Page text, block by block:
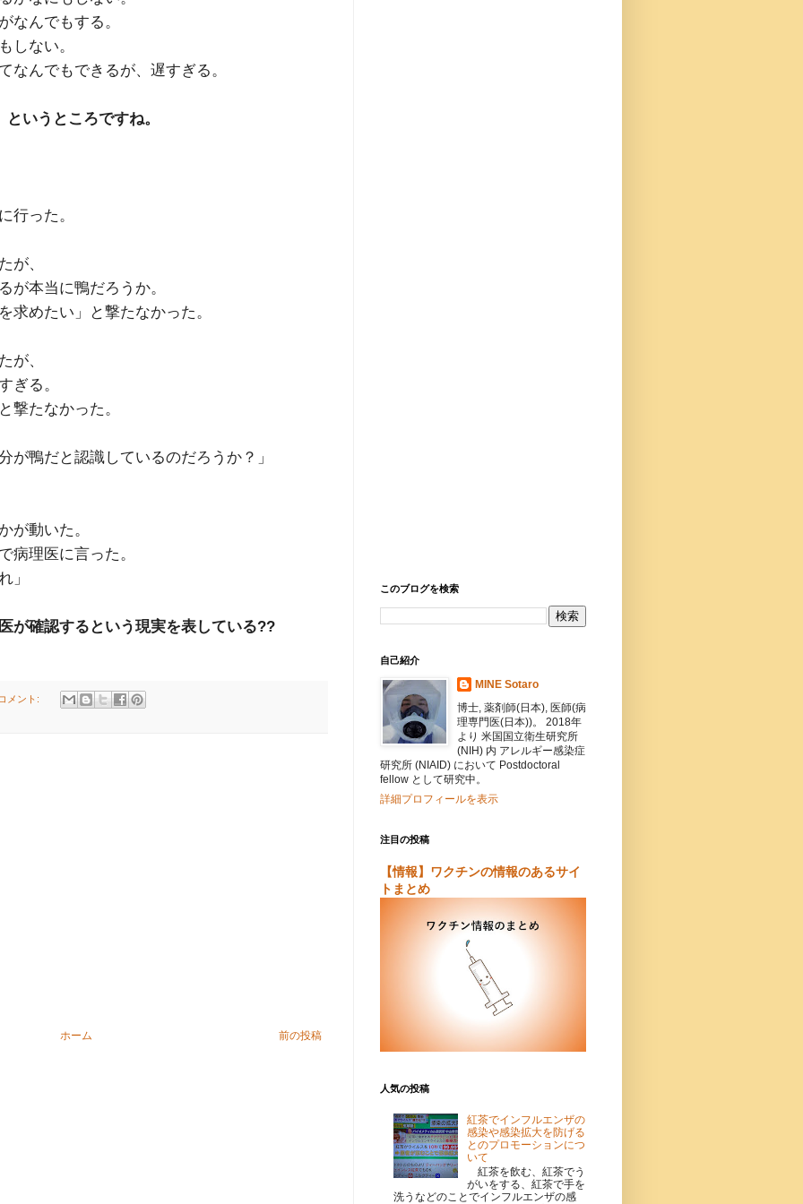
んでもする。
ない。
んでもできるが、遅すぎる。
いうところですね。
った。
が、
本当に鴨だろうか。
めたい」と撃たなかった。
が、
る。
たなかった。
鴨だと認識しているのだろうか？」
動いた。
理医に言った。
」
が確認するという現実を表している??
メント:
前の投稿
ホーム
このブログを検索
自己紹介
MINE Sotaro
博士, 薬剤師(日本), 医師(病
理専門医(日本))。 2018年
より 米国国立衛生研究所
(NIH) 内 アレルギー感染症
研究所 (NIAID) において Postdoctoral
fellow として研究中。
詳細プロフィールを表示
注目の投稿
【情報】ワクチンの情報のあるサイ
トまとめ
人気の投稿
紅茶でインフルエンザの
感染や感染拡大を防げる
とのプロモーションにつ
いて
紅茶を飲む、紅茶でう
がいをする、紅茶で手を
洗うなどのことでインフルエンザの感